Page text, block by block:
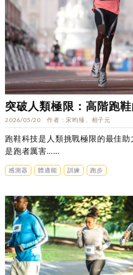
突破人類極限：高階跑
2026/05/20 作者 宋昀臻、相子元
跑鞋科技是人類挑戰極限的最佳
是跑者厲害……
感測器 體適能 訓練 跑步